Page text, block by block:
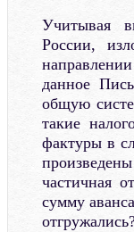
Учитывая
России,
данное
общую
такие
фактуры в
частичная
сумму